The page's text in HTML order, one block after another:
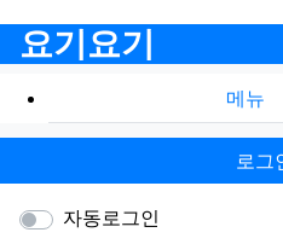
요기요기
메뉴
로그
자동로그인